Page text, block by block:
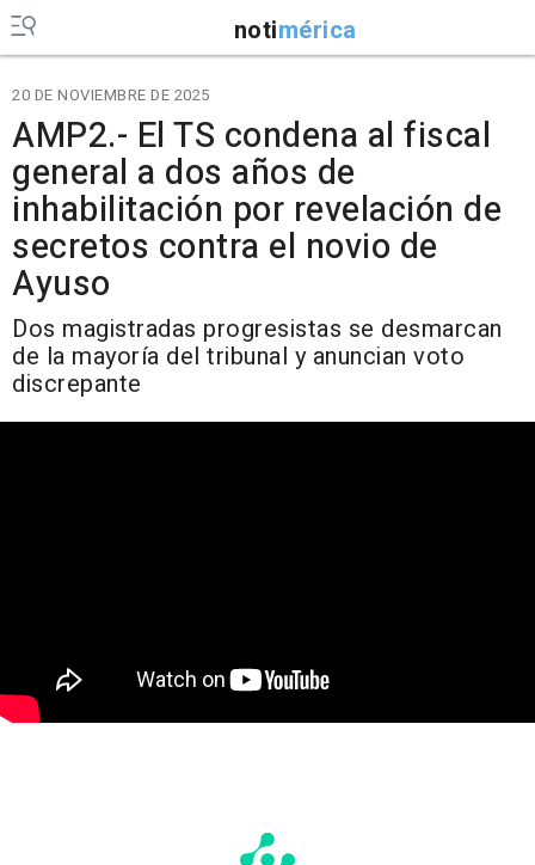
notimérica
20 DE NOVIEMBRE DE 2025
AMP2.- El TS condena al fiscal
general a dos años de
inhabilitación por revelación de
secretos contra el novio de
Ayuso
Dos magistradas progresistas se desmarcan
de la mayoría del tribunal y anuncian voto
discrepante